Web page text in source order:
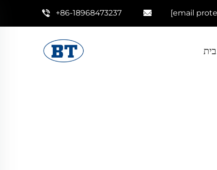
+86-18968473237 [email